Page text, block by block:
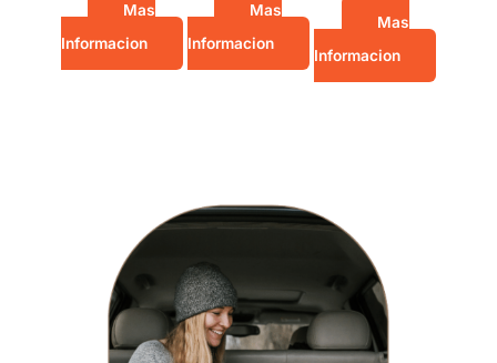
Mas
Informacion
Mas
Informacion
Mas
Informacion